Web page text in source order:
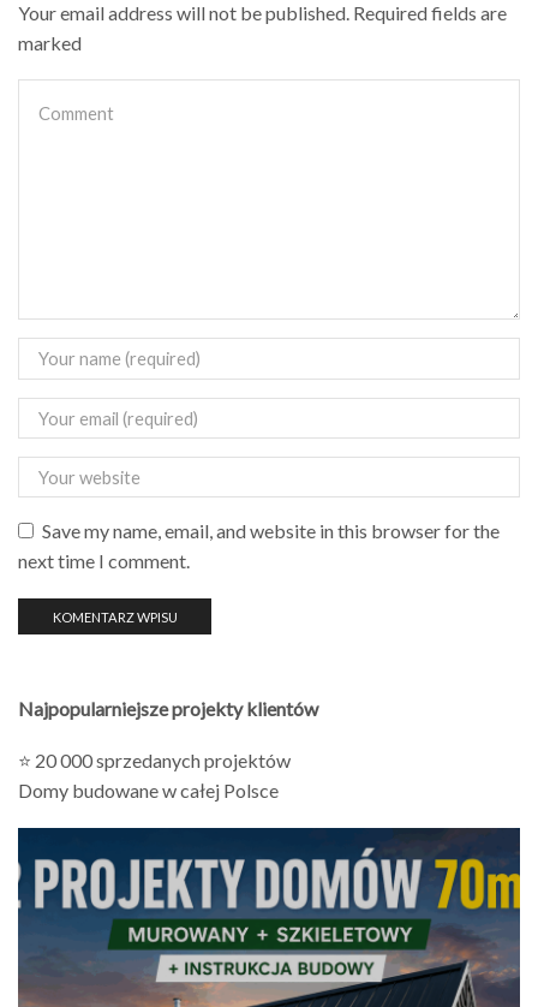
Your email address will not be published. Required fields are
marked
Save my name, email, and website in this browser for the
next time I comment.
Najpopularniejsze projekty klientów
⭐ 20 000 sprzedanych projektów
Domy budowane w całej Polsce